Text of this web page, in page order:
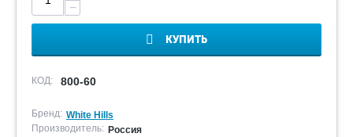
−
КУПИТЬ
КОД: 800-60
Бренд: White Hills
Производитель: Россия